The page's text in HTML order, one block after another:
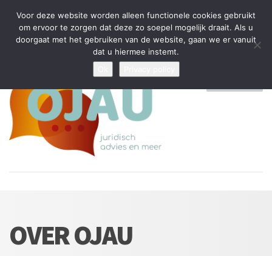
Tijdelijke stop: wegens drukte kan ik beperkt nieuwe zaken aannemen
en vragen beantwoorden
Algemene Voorwaarden
Disclaimer Privacybeleid
OVER OJAU
Voor deze website worden alleen functionele cookies gebruikt
om ervoor te zorgen dat deze zo soepel mogelijk draait. Als u
doorgaat met het gebruiken van de website, gaan we er vanuit
dat u hiermee instemt.